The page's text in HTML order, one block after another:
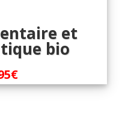
et
bio
€